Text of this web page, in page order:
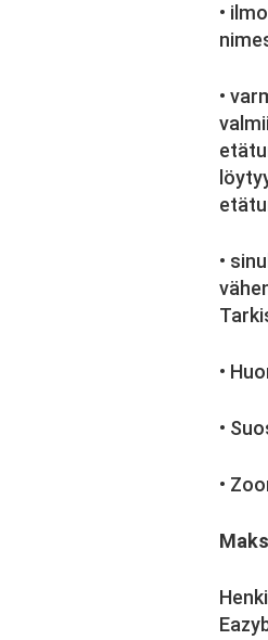
•
•
•
•
•
•